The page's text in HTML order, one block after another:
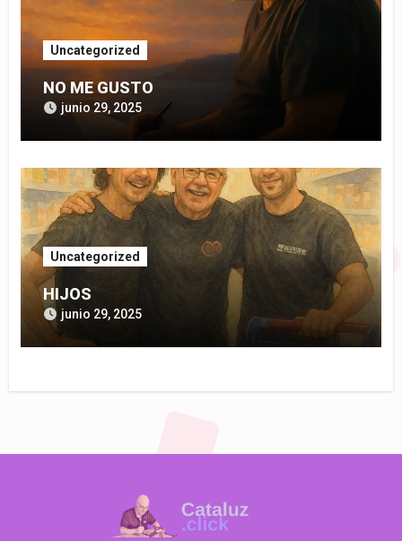
Uncategorized
NO ME GUSTO
junio 29, 2025
Uncategorized
HIJOS
junio 29, 2025